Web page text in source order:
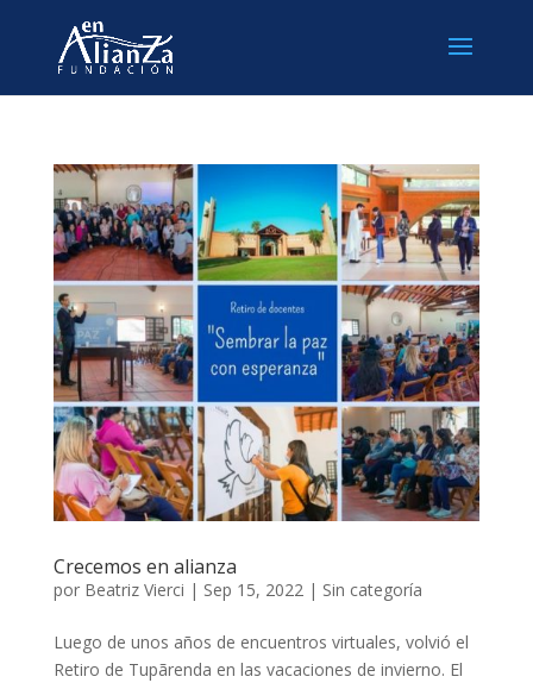
Crecemos en alianza
por Beatriz Vierci | Sep 15, 2022| Sin categoría
Luego de unos años de encuentros virtuales, volvió el
Retiro de Tupãrenda en las vacaciones de invierno. El